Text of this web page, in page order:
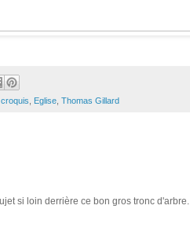
croquis Eglise Thomas Gillard
si loin derrière ce bon gros tronc d'arbre.